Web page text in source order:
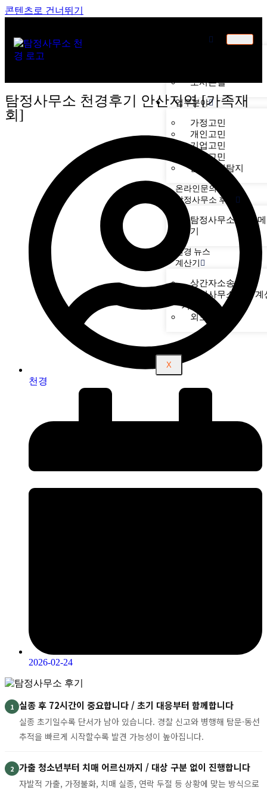
콘텐츠로 건너뛰기
오시는길
업무분야
가정고민
개인고민
기업고민
기타고민
불법기기탐지
온라인문의
탐정사무소 후기
탐정사무소 천경
후기
천경 뉴스
계산기
상간자소송
탐정사무소비용 계
기
외도 징후
X
탐정사무소 천경후기 안산지역 [가족재
회]
천경
2026-02-24
1 실종 후 72시간이 중요합니다 / 초기 대응부터 함께합니다
실종 초기일수록 단서가 남아 있습니다. 경찰 신고와 병행해 탐문·동선
추적을 빠르게 시작할수록 발견 가능성이 높아집니다.
2 가출 청소년부터 치매 어르신까지 / 대상 구분 없이 진행합니다
자발적 가출, 가정불화, 치매 실종, 연락 두절 등 상황에 맞는 방식으로